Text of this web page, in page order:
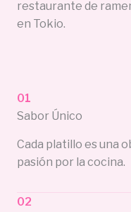
restaurante de
en Tokio.
01
Sabor Único
Cada platillo es una
pasión por la cocina.
02